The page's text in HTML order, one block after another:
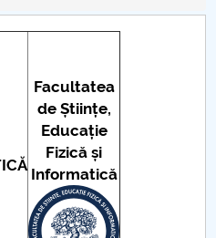
Facultatea
de Științe,
Educație
Fizică și
Informatică